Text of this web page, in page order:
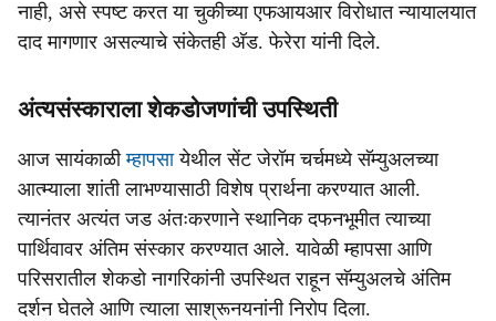
नाही, असे स्पष्ट करत या चुकीच्या एफआयआर विरोधात न्यायालयात
दाद मागणार असल्याचे संकेतही अ‍ॅड. फेरेरा यांनी दिले.
अंत्यसंस्काराला शेकडोजणांची उपस्थिती
आज सायंकाळीम्हापसायेथील सेंट जेरॉम चर्चमध्ये सॅम्युअलच्या
आत्म्याला शांती लाभण्यासाठी विशेष प्रार्थना करण्यात आली.
त्यानंतर अत्यंत जड अंतःकरणाने स्थानिक दफनभूमीत त्याच्या
पार्थिवावर अंतिम संस्कार करण्यात आले. यावेळी म्हापसा आणि
परिसरातील शेकडो नागरिकांनी उपस्थित राहून सॅम्युअलचे अंतिम
दर्शन घेतले आणि त्याला साश्रूनयनांनी निरोप दिला.